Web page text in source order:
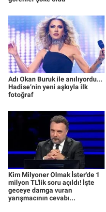
Adı Okan Buruk ile anılıyordu...
Hadise’nin yeni aşkıyla ilk
fotoğraf
Kim Milyoner Olmak İster'de 1
milyon TL'lik soru açıldı! İşte
geceye damga vuran
yarışmacının cevabı...